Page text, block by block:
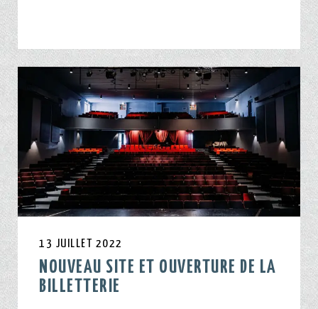
13 JUILLET 2022
NOUVEAU SITE ET OUVERTURE DE LA
BILLETTERIE